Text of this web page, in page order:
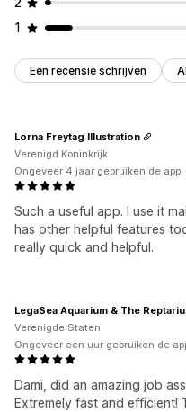
1
Een recensie schrijven
Such a useful app. I use it
has other helpful features
really quick and helpful.
Lorna Freytag Illustration
Verenigd Koninkrijk
Ongeveer 4 jaar gebruiken de app
Dami, did an amazing job
Extremely fast and efficient!
LegaSea Aquarium & The
Verenigde Staten
Ongeveer een uur gebruiken de